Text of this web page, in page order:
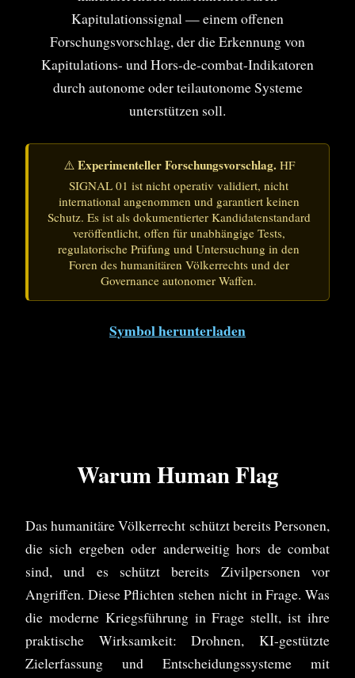
Kapitulationssignal — einem offenen
Forschungsvorschlag, der die Erkennung von
Kapitulations- und Hors-de-combat-Indikatoren
durch autonome oder teilautonome Systeme
unterstützen soll.
⚠️ Experimenteller Forschungsvorschlag. HF
SIGNAL 01 ist nicht operativ validiert, nicht
international angenommen und garantiert keinen
Schutz. Es ist als dokumentierter Kandidatenstandard
veröffentlicht, offen für unabhängige Tests,
regulatorische Prüfung und Untersuchung in den
Foren des humanitären Völkerrechts und der
Governance autonomer Waffen.
Symbol herunterladen
Warum Human Flag
Das humanitäre Völkerrecht schützt bereits Personen,
die sich ergeben oder anderweitig hors de combat
sind, und es schützt bereits Zivilpersonen vor
Angriffen. Diese Pflichten stehen nicht in Frage. Was
die moderne Kriegsführung in Frage stellt, ist ihre
praktische Wirksamkeit: Drohnen, KI-gestützte
Zielerfassung und Entscheidungssysteme mit